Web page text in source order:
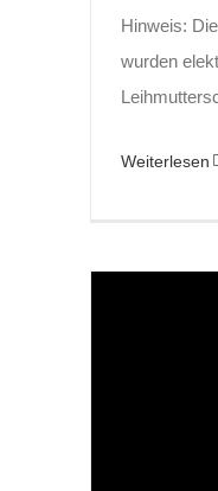
Hinweis:
wurden
Weiterlesen